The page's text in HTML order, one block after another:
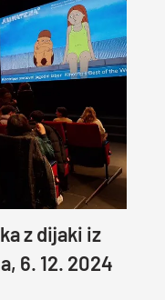
z dijaki iz
6. 12. 2024